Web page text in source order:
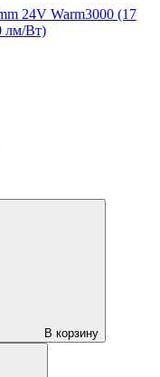
24V Warm3000 (17
лм/Вт)
В корзину